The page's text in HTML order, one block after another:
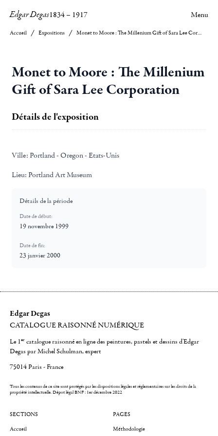
Edgar Degas1834– 1917 Menu
Accueil Expositions Monet to Moore : The Millenium Gift of Sara Lee Corporation
Monet to Moore : The Millenium
Gift of Sara Lee Corporation
Détails de l'exposition
Ville: Portland - Oregon - Etats-Unis
Lieu: Portland Art Museum
Détails de la période
Date de début:
19 novembre 1999
Date de fin:
23 janvier 2000
Edgar Degas
CATALOGUE RAISONNÉ NUMÉRIQUE
Le 1er catalogue raisonné en ligne des peintures, pastels et dessins d'Edgar
Degas par Michel Schulman, expert
75014 Paris - France
Tous les contenus de ce site sont protégés par les dispositions légales et réglementaires sur les droits de la
propriété intellectuelle.Dépot légal BNF : 1er décembre 2022
SECTIONS
Accueil
PAGES
Méthodologie